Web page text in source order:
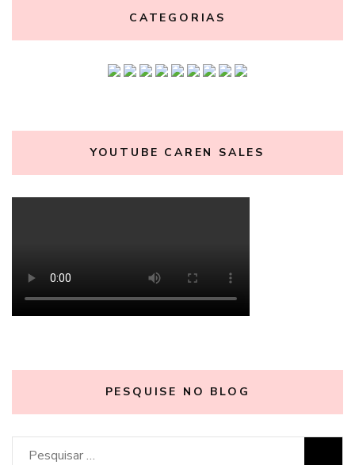
CATEGORIAS
YOUTUBE CAREN SALES
PESQUISE NO BLOG
Pesquisar